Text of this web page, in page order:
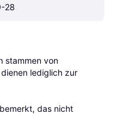
28
stammen von
lediglich zur
das nicht